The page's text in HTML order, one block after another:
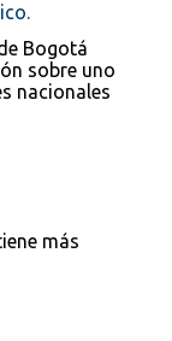
Bogotá
sobre uno
nacionales
más